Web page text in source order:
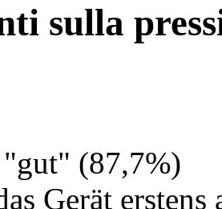
sulla
(87,7%)
Gerät